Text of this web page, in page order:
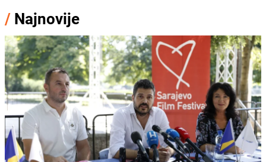
/ Najnovije